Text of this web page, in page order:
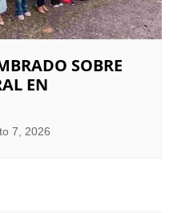
SOBRE
EN
7, 2026